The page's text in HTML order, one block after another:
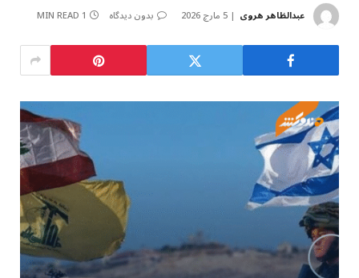
عبدالظاهر هروی 5 مارچ 2026 بدون دیدگاه 1 MIN READ